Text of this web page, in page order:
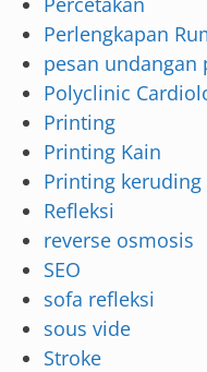
Perlengkapan
pesan undangan
Polyclinic
Printing
Printing Kain
Printing keruding
Refleksi
reverse osmosis
SEO
sofa refleksi
sous vide
Stroke